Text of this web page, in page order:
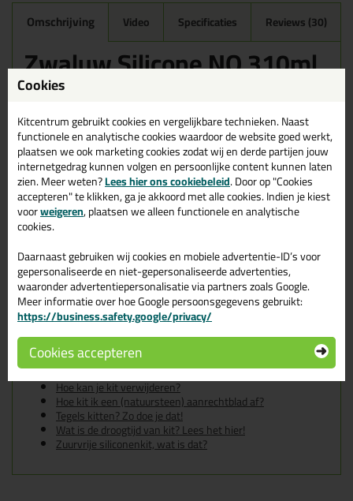
Omschrijving Video Specificaties Reviews (30)
Zwaluw Silicone NO 310ml
in Wit
Zwaluw Silicone NO 310ml in de kleur Wit is te gebruiken voor
verschillende toepassingen. Een duurzame en veelzijdige kit
welke makkelijk te verwerken is. Perfect als je een bijpassende
kleur zoekt met gegarandeerd een topresultaat. Bestel de Zwaluw
Silicone NO 310ml in kleur Wit vandaag nog! Op voorraad en op
werkdagen besteld = morgen in huis.
Wil je meer weten over de toepassing en kenmerken van dit
product?
Tips & tricks voor Zwaluw Silicone
NO 310ml
In de volgende blogs wordt dit product gebruikt:
Bad kitten, zo doe je dat!
Douche kitten, zo doe je dat!
Heb ik een primer nodig voor mijn Zwaluw of Den Braven
kit?
Hoe kan je kit verwijderen?
Hoe kit ik een (natuursteen) aanrechtblad af?
Tegels kitten? Zo doe je dat!
Wat is de droogtijd van kit? Lees het hier!
Zuurvrije siliconenkit, wat is dat?
Cookies
Kitcentrum gebruikt cookies en vergelijkbare technieken. Naast
functionele en analytische cookies waardoor de website goed werkt,
plaatsen we ook marketing cookies zodat wij en derde partijen jouw
internetgedrag kunnen volgen en persoonlijke content kunnen laten
zien. Meer weten?Lees hier ons cookiebeleid. Door op "Cookies
accepteren" te klikken, ga je akkoord met alle cookies. Indien je kiest
voorweigeren, plaatsen we alleen functionele en analytische
cookies.
Daarnaast gebruiken wij cookies en mobiele advertentie-ID’s voor
gepersonaliseerde en niet-gepersonaliseerde advertenties,
waaronder advertentiepersonalisatie via partners zoals Google.
Meer informatie over hoe Google persoonsgegevens gebruikt:
https://business.safety.google/privacy/
Cookies accepteren